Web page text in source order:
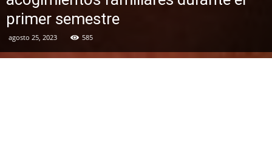
primer semestre
agosto 25, 2023 585